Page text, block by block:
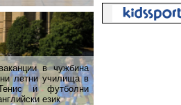
в чужбина
летни училища в
и футболни
език